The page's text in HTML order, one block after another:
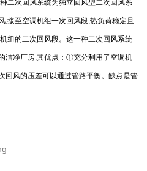
二次回风系统为独立回风型二次回风系
,接至空调机组一次回风段,热负荷稳定且
组的二次回风段。这一种二次回风系统
洁净厂房,其优点：①充分利用了空调机
风的压差可以通过管路平衡。缺点是管